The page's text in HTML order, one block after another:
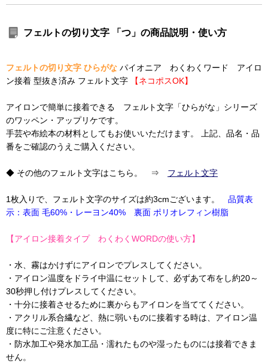
フェルトの切り文字 「つ」の商品説明・使い方
フェルトの切り文字 ひらがな パイオニア わくわくワード アイロ
ン接着 型抜き済み フェルト文字
【ネコポスOK】
アイロンで簡単に接着できる フェルト文字「ひらがな」シリーズ
のワッペン・アップリケです。
手芸や布絵本の材料としてもお使いいただけます。 上記、品名・品
番をご確認のうえご購入ください。
◆ その他のフェルト文字はこちら。 ⇒ フェルト文字
1枚入りで、フェルト文字のサイズは約3cmございます。 品質表
示：表面 毛60%・レーヨン40% 裏面 ポリオレフィン樹脂
【アイロン接着タイプ わくわくWORDの使い方】
・水、霧はかけずにアイロンでプレスしてください。
・アイロン温度をドライ中温にセットして、必ずあて布をし約20～
30秒押し付けプレスしてください。
・十分に接着させるために裏からもアイロンを当ててください。
・アクリル系合繊など、熱に弱いものに接着する時は、アイロン温
度に特にご注意ください。
・防水加工や発水加工品・濡れたものや湿ったものには接着できま
せん。